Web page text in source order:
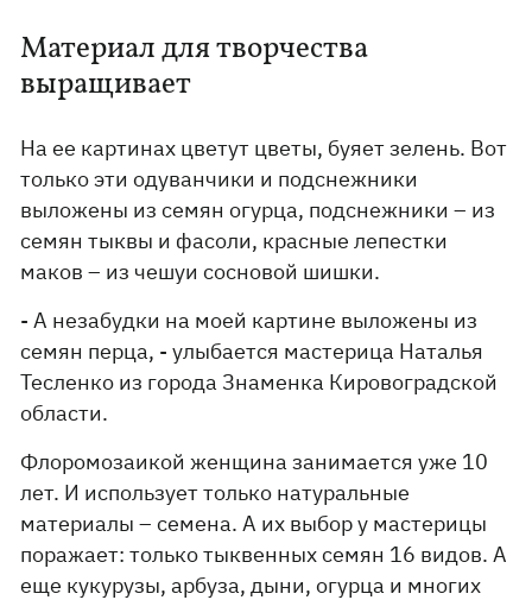
Материал для творчества
выращивает
На ее картинах цветут цветы, буяет зелень. Вот
только эти одуванчики и подснежники
выложены из семян огурца, подснежники – из
семян тыквы и фасоли, красные лепестки
маков – из чешуи сосновой шишки.
- А незабудки на моей картине выложены из
семян перца, - улыбается мастерица Наталья
Тесленко из города Знаменка Кировоградской
области.
Флоромозаикой женщина занимается уже 10
лет. И использует только натуральные
материалы – семена. А их выбор у мастерицы
поражает: только тыквенных семян 16 видов. А
еще кукурузы, арбуза, дыни, огурца и многих